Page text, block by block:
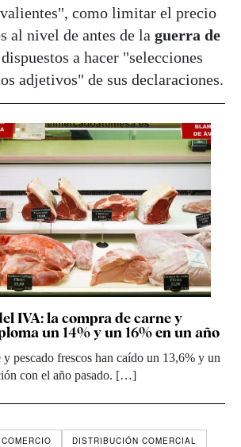
como limitar el precio
al nivel de antes de la guerra de
a hacer "selecciones
adjetivos" de sus declaraciones.
IVA: la compra de carne y
un 14% y un 16% en un año
pescado frescos han caído un 13,6% y un
con el año pasado. […]
COMERCIO
DISTRIBUCIÓN COMERCIAL